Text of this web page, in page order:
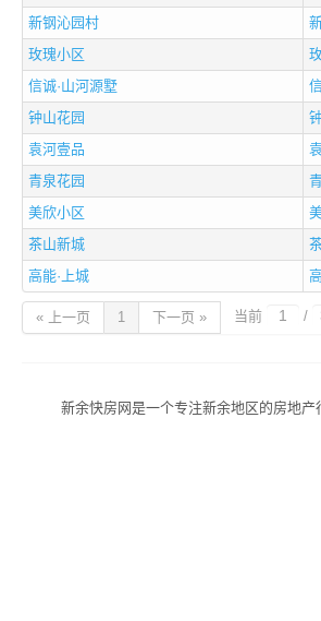
新钢沁园村
玫瑰小区
信诚·山河源墅
钟山花园
袁河壹品
青泉花园
美欣小区
茶山新城
高能·上城
« 上一页 1 下一页 » 当前 /
新余快房网是一个专注新余地区的房地